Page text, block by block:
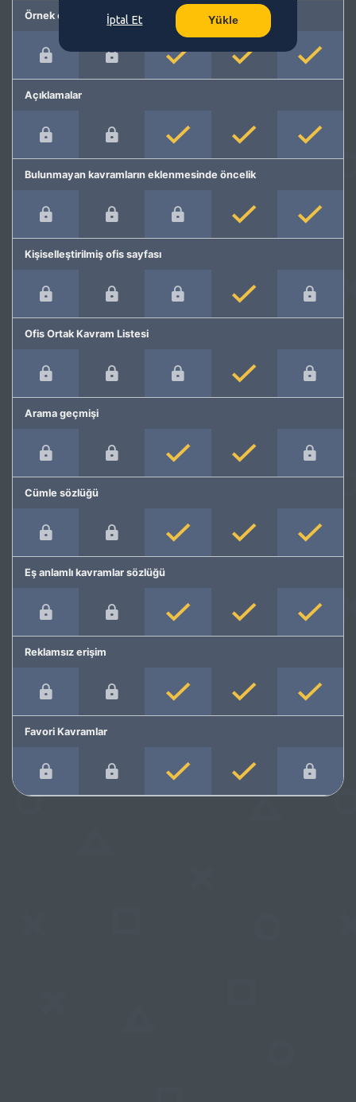
Örnek cümleler
Açıklamalar
Bulunmayan kavramların eklenmesinde öncelik
Kişiselleştirilmiş ofis sayfası
Ofis Ortak Kavram Listesi
Arama geçmişi
Cümle sözlüğü
Eş anlamlı kavramlar sözlüğü
Reklamsız erişim
Favori Kavramlar
İptal Et Yükle